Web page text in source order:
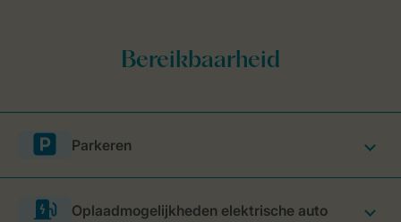
Parkeren
Oplaadmogelijkheden elektrische auto